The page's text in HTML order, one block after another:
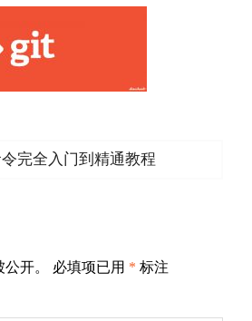
完全入门到精通教程
开。 必填项已用 * 标注